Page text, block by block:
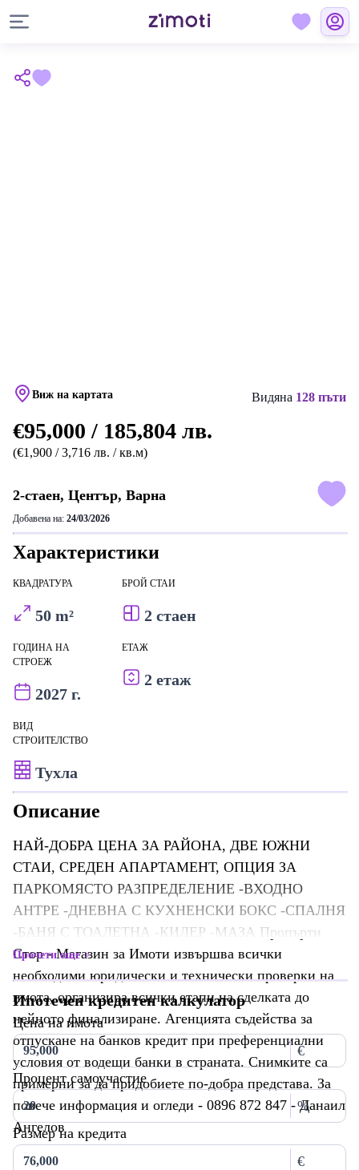
Виж на картата Видяна 128 пъти
€95,000 / 185,804 лв.
(€1,900 / 3,716 лв. / кв.м)
2-стаен, Център, Варна
Добавена на: 24/03/2026
Характеристики
КВАДРАТУРА
50 m²
БРОЙ СТАИ
2 стаен
ГОДИНА НА
СТРОЕЖ
2027 г.
ЕТАЖ
2 етаж
ВИД
СТРОИТЕЛСТВО
Тухла
Описание
НАЙ-ДОБРА ЦЕНА ЗА РАЙОНА, ДВЕ ЮЖНИ
СТАИ, СРЕДЕН АПАРТАМЕНТ, ОПЦИЯ ЗА
ПАРКОМЯСТО РАЗПРЕДЕЛЕНИЕ -ВХОДНО
АНТРЕ -ДНЕВНА С КУХНЕНСКИ БОКС -СПАЛНЯ
-БАНЯ С ТОАЛЕТНА -КИЛЕР -МАЗА Пропърти
Стор - Магазин за Имоти извършва всички
необходими юридически и технически проверки на
имота, организира всички етапи на сделката до
нейното финализиране. Агенцията съдейства за
отпускане на банков кредит при преференциални
условия от водещи банки в страната. Снимките са
примерни за да придобиете по-добра представа. За
повече информация и огледи - 0896 872 847 - Данаил
Ангелов
Прочети още
Ипотечен кредитен калкулатор
Цена на имота
€
Процент самоучастие
%
Размер на кредита
€